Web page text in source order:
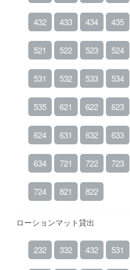
432 433 434 435
521 522 523 524
531 532 533 534
535 621 622 623
624 631 632 633
634 721 722 723
724 821 822
ローションマット貸出
232 332 432 531